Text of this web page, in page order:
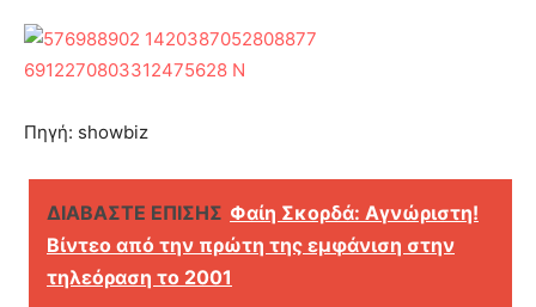
Πηγή: showbiz
ΔΙΑΒΑΣΤΕ ΕΠΙΣΗΣ Φαίη Σκορδά: Αγνώριστη!
Βίντεο από την πρώτη της εμφάνιση στην
τηλεόραση το 2001